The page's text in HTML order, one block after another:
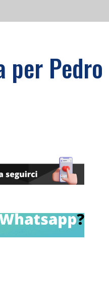
Pedro